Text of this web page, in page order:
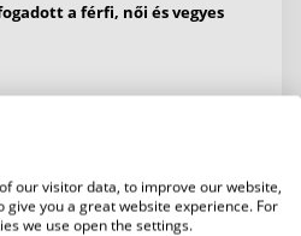
a férfi, női és vegyes
olyan magyar
játékosának engedélyezett
aki
our visitor data, to improve our website,
you a great website experience. For
we use open the settings.